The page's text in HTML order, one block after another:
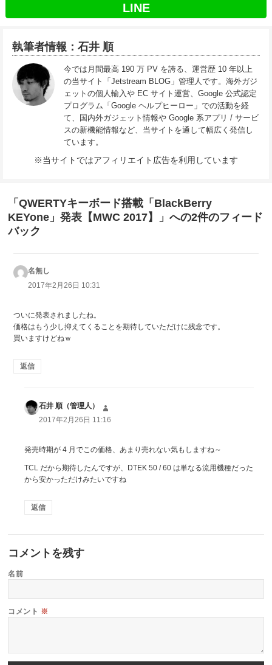
LINE
執筆者情報：石井 順
今では月間最高 190 万 PV を誇る、運営歴 10 年以上
の当サイト「Jetstream BLOG」管理人です。海外ガジ
ェットの個人輸入や EC サイト運営、Google 公式認定
プログラム「Google ヘルプヒーロー」での活動を経
て、国内外ガジェット情報や Google 系アプリ / サービ
スの新機能情報など、当サイトを通して幅広く発信し
ています。
※当サイトではアフィリエイト広告を利用しています
「QWERTYキーボード搭載「BlackBerry
KEYone」発表【MWC 2017】」への2件のフィード
バック
名無し
り:
2017年2月26日 10:31
ついに発表されましたね。
価格はもう少し抑えてくることを期待していただけに残念です。
買いますけどねｗ
返信
石井 順（管理人）
り:
2017年2月26日 11:16
発売時期が 4 月でこの価格、あまり売れない気もしますね～
TCL だから期待したんですが、DTEK 50 / 60 は単なる流用機種だった
から安かっただけみたいですね
返信
コメントを残す
名前
コメント ※